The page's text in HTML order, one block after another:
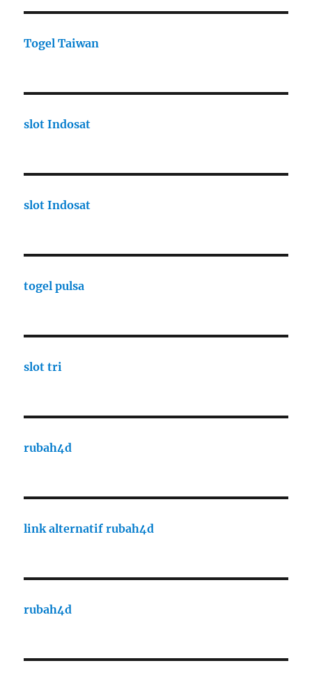
Togel Taiwan
slot Indosat
slot Indosat
togel pulsa
slot tri
rubah4d
link alternatif rubah4d
rubah4d